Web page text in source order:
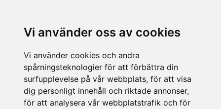
Vi använder oss av cookies
Vi använder cookies och andra
spårningsteknologier för att förbättra din
surfupplevelse på vår webbplats, för att visa
dig personligt innehåll och riktade annonser,
för att analysera vår webbplatstrafik och för